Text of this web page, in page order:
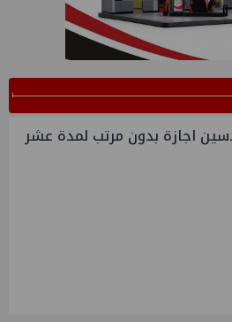
اجازة بدون مرتب لمدة عشر